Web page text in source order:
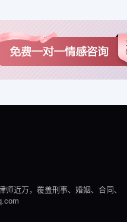
近万，覆盖刑事、婚姻、合同、